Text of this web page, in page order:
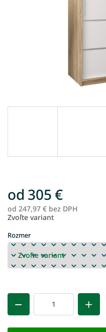
od 305 €
od 247,97 € bez DPH
Zvoľte variant
Rozmer